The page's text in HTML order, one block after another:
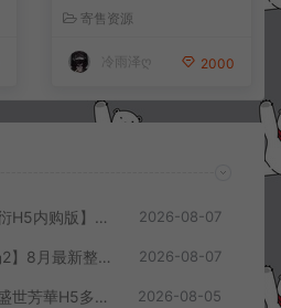
服务端+前后端全套源码+CD
K授权后台+安卓苹果双端
+详细搭建教程+视频教程
寄售资源
冷雨泽ღ 2000
三网H5游戏【九州长生衍H5内购版】8月最新整理Linux手工服务端+管理后台+GM授权后台+简易安卓客户端+详细搭建教程+视频教程 2026-08-07
MT3换皮MH【大梦一场2】8月最新整理Linux手工服务端+源码+管理后台+安卓苹果双端+详细搭建教程+视频教程 2026-08-07
三网H5宫斗养成游戏【盛世芳華H5多区跨服代金券内购优化版】8月最新整理Linux手工服务端+CDK授权后台+全资源安卓+详细搭建教程+视频教程 2026-08-05